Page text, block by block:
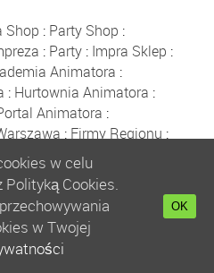
Shop : Party Shop :
: Party : Impra Sklep :
Animatora :
: Hurtownia Animatora :
Animatora :
: Firmy Regionu :
Firmy Ogłoszenia
:Bezpłatne Ogłoszenia
Wolnego:
:sklep animatora:
Ogłoszenia
:Kurs Animatora
w celu
Polityką Cookies.
w Twojej
OK